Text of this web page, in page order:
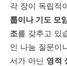
각 장이 독립적
룹이나 기도 모
조를 갖추고 있
인 나눔 질문이
서가 아닌 영적